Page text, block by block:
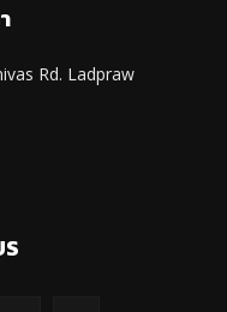
Rd. Ladpraw